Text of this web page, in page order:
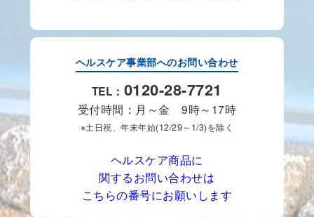
ヘルスケア事業部へのお問い合わせ
TEL： 0120-28-7721
受付時間：月～金 9時～17時
※土日祝、年末年始(12/29～1/3)を除く
ヘルスケア商品に
関するお問い合わせは
こちらの番号にお願いします